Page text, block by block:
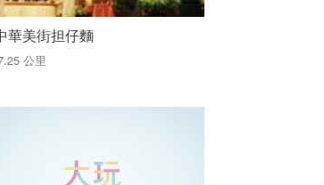
華美街担仔麵
公里